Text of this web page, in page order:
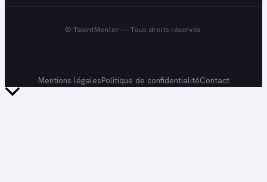
© TalentMentor— Tous droits réservés.
Mentions légalesPolitique de confidentialitéContact